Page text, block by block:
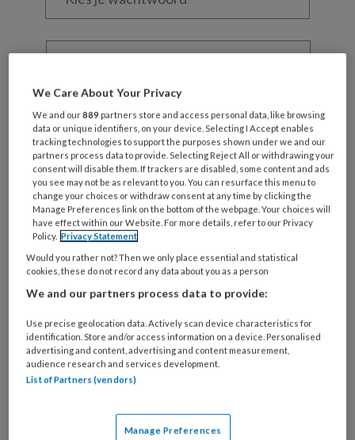
Kies
je
Bij
welke
organisatie
werk
je?
Untitled
Ontvang 2x per week de
KinderopvangTotaal nieuwsbrief
Ontvang iedere zondag het
Management Kinderopvang
Weekoverzicht
van KinderopvangTotaal en
Springer Media B.V.
?
We Care About Your Privacy
We and our889 partners store and access personal data, like browsing
data or unique identifiers, on your device. Selecting I Accept enables
tracking technologies to support the purposes shown under we and our
partners process data to provide. Selecting Reject All or withdrawing your
consent will disable them. If trackers are disabled, some content and ads
you see may not be as relevant to you. You can resurface this menu to
change your choices or withdraw consent at any time by clicking the
Manage Preferences link on the bottom of the webpage. Your choices will
have effect within our Website. For more details, refer to our Privacy
Policy. Privacy Statement
Would you rather not? Then we only place essential and statistical
cookies, these do not record any data about you as a person
We and our partners process data to provide:
Use precise geolocation data. Actively scan device characteristics for
identification. Store and/or access information on a device. Personalised
advertising and content, advertising and content measurement,
audience research and services development.
List of Partners (vendors)
Manage Preferences